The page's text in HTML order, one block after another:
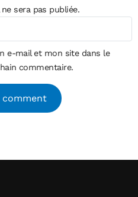
sera pas publiée.
e-mail et mon site dans le
commentaire.